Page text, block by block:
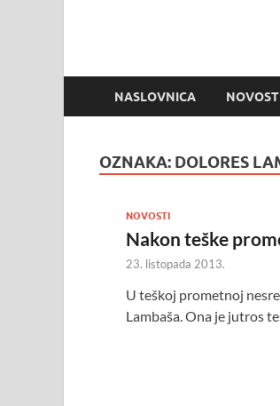
NASLOVNICA
OZNAKA: DOLORES
NOVOSTI
Nakon teške
23. listopada 2013.
U teškoj prometnoj
Lambaša. Ona je jutros